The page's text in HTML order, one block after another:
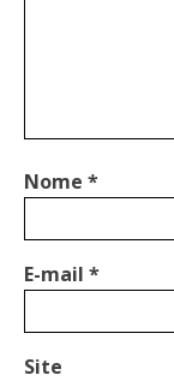
Nome *
E-mail *
Site